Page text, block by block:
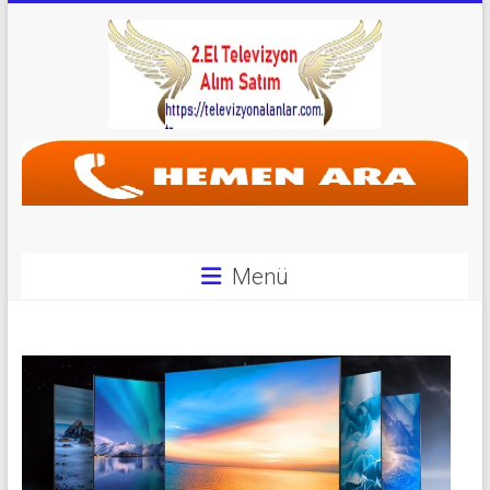
Televizyon
Alanlar
Alanlar
TV
Menü